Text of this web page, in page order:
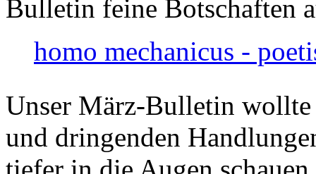
Bulletin feine Botschaften
homo mechanicus -
Unser März-Bulletin
und dringenden